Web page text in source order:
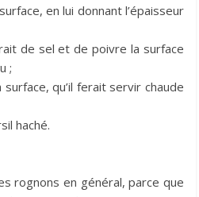
en lui donnant l’épaisseur
de sel et de poivre la surface
;
qu’il ferait servir chaude
haché.
rognons en général, parce que